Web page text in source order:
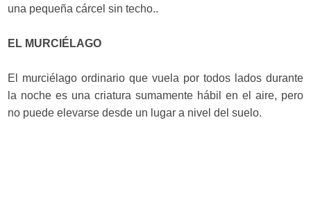
una pequeña cárcel sin techo..
EL MURCIÉLAGO
El murciélago ordinario que vuela por todos lados durante
la noche es una criatura sumamente hábil en el aire, pero
no puede elevarse desde un lugar a nivel del suelo.